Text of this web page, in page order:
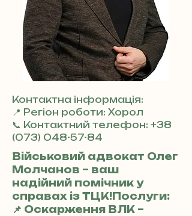
Контактна інформація:
📍 Регіон роботи: Хорол
📞 Контактний телефон: +38
(073) 048-57-84
Військовий адвокат Олег
Молчанов – ваш
надійний помічник у
справах із ТЦК!Послуги:
📌 Оскарження ВЛК –